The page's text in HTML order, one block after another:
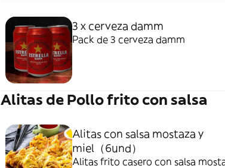
3 x cerveza damm
Pack de 3 cerveza damm
Alitas de Pollo frito con salsa
Alitas con salsa mostaza y
miel（6und）
Alitas frito casero con salsa